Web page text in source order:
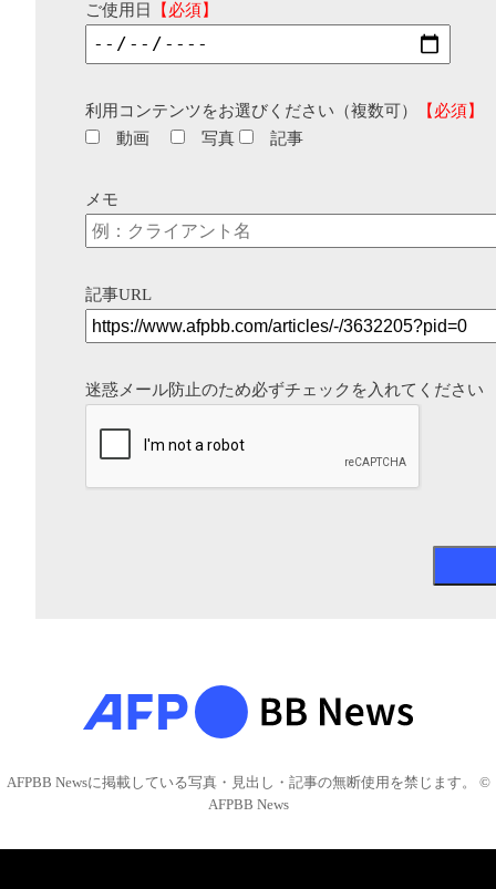
ご使用日 【必須】
利用コンテンツをお選びください（複数可）
【必須】
動画
写真 記事
メモ
記事URL
迷惑メール防止のため必ずチェックを入れてください
AFPBB Newsに掲載している写真・見出し・記事の無断使用を禁じます。 ©
AFPBB News